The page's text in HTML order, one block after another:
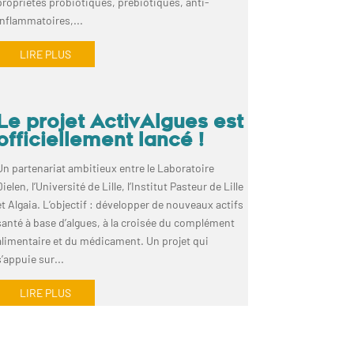
LIRE PLUS
projet ActivAlgues est
lancé !
partenariat ambitieux entre le Laboratoire
l’Université de Lille, l’Institut Pasteur de Lille
Algaia. L’objectif : développer de nouveaux actifs
à base d’algues, à la croisée du complément
et du médicament. Un projet qui
sur...
LIRE PLUS